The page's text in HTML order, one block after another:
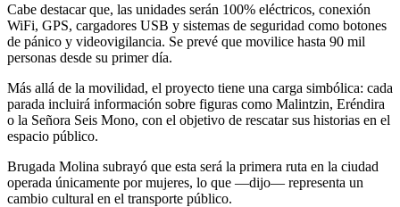
Cabe destacar que, las unidades serán 100% eléctricos, conexión
WiFi, GPS, cargadores USB y sistemas de seguridad como botones
de pánico y videovigilancia. Se prevé que movilice hasta 90 mil
personas desde su primer día.
Más allá de la movilidad, el proyecto tiene una carga simbólica: cada
parada incluirá información sobre figuras como Malintzin, Eréndira
o la Señora Seis Mono, con el objetivo de rescatar sus historias en el
espacio público.
Brugada Molina subrayó que esta será la primera ruta en la ciudad
operada únicamente por mujeres, lo que —dijo— representa un
cambio cultural en el transporte público.